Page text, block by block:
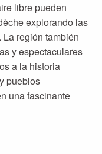
libre pueden
explorando las
región también
y espectaculares
a la historia
pueblos
una fascinante